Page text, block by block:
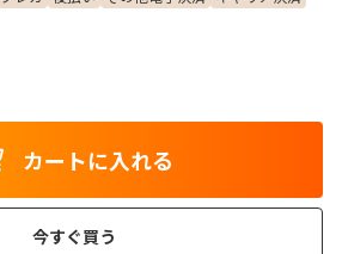
カートに入れる
今すぐ買う